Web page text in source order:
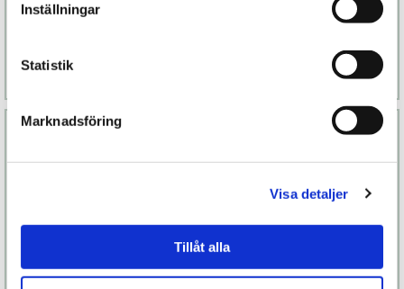
Inställningar
Statistik
Marknadsföring
Visa detaljer
Tillåt alla
269 kr
Läs mer Köp